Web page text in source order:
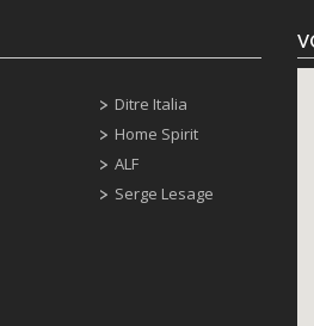
Ditre Italia
Home Spirit
ALF
Serge Lesage